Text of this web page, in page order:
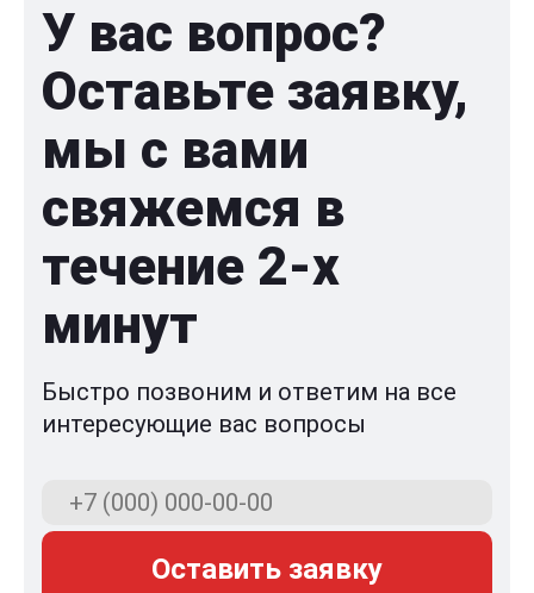
У вас вопрос?
Оставьте заявку,
мы с вами
свяжемся в
течение 2-x
минут
Быстро позвоним и ответим на все
интересующие вас вопросы
Оставить заявку